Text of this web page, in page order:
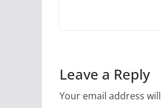
Leave a Reply
Your email address